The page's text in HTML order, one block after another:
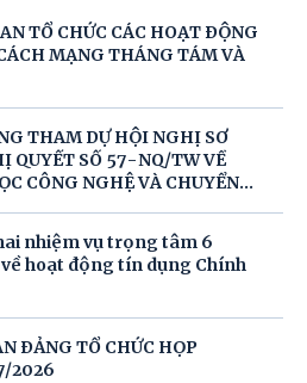
tác, lao động, góp phần phát triển
sự nghiệp công nghiệp hóa, hiện
TỔ CHỨC CÁC HOẠT ĐỘNG
MẠNG THÁNG TÁM VÀ
THAM DỰ HỘI NGHỊ SƠ
QUYẾT SỐ 57-NQ/TW VỀ
CÔNG NGHỆ VÀ CHUYỂN
nhiệm vụ trọng tâm 6
hoạt động tín dụng Chính
ĐẢNG TỔ CHỨC HỌP
2026